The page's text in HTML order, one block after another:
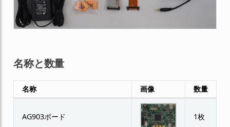
名称と数量
名称 画像 数量
AG903ボード 1枚